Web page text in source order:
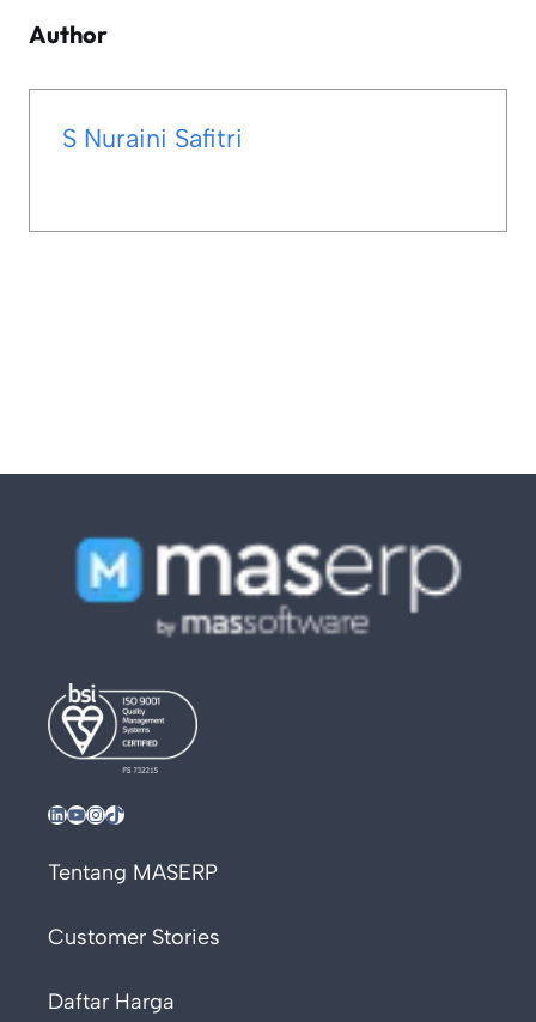
Author
S Nuraini Safitri
LinkedIn YouTube InstagramTikTok
Tentang MASERP
Customer Stories
Daftar Harga